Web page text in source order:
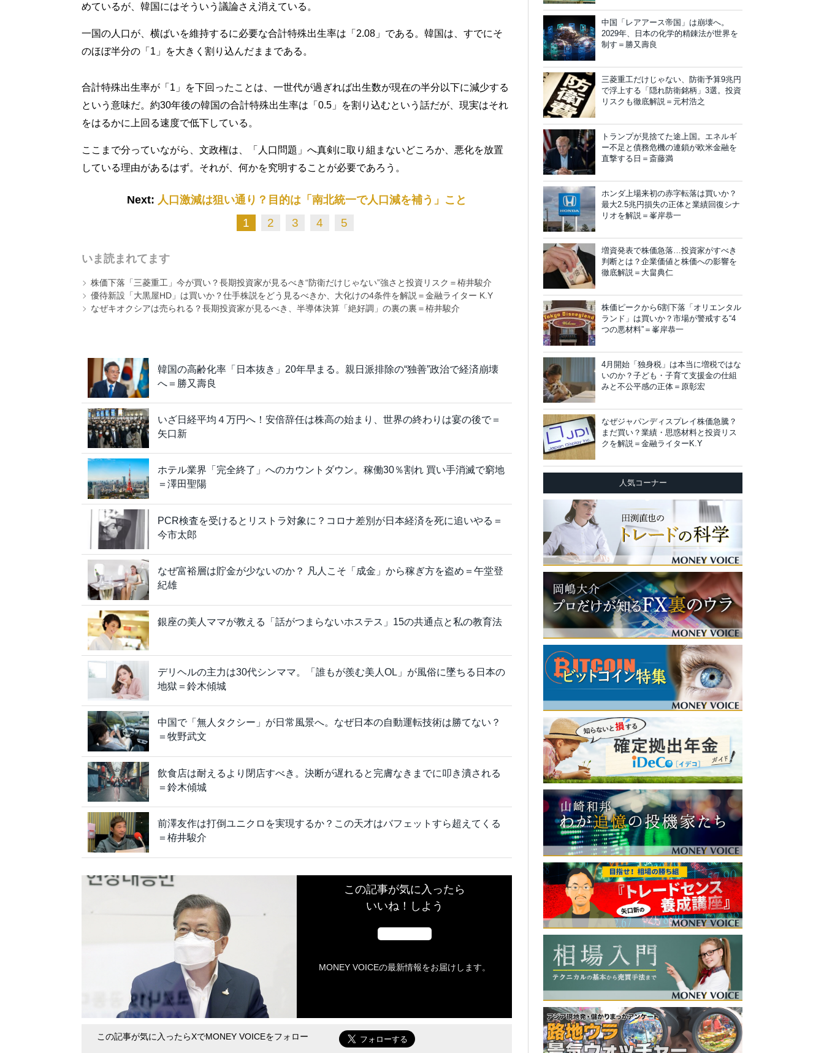
めているが、韓国にはそういう議論さえ消えている。
一国の人口が、横ばいを維持するに必要な合計特殊出生率は「2.08」である。韓国は、すでにそ
のほぼ半分の「1」を大きく割り込んだままである。
合計特殊出生率が「1」を下回ったことは、一世代が過ぎれば出生数が現在の半分以下に減少する
という意味だ。約30年後の韓国の合計特殊出生率は「0.5」を割り込むという話だが、現実はそれ
をはるかに上回る速度で低下している。
ここまで分っていながら、文政権は、「人口問題」へ真剣に取り組まないどころか、悪化を放置
している理由があるはず。それが、何かを究明することが必要であろう。
Next: 人口激減は狙い通り？目的は「南北統一で人口減を補う」こと
1 2 3 4 5
いま読まれてます
株価下落「三菱重工」今が買い？長期投資家が見るべき“防衛だけじゃない”強さと投資リスク＝栫井駿介
優待新設「大黒屋HD」は買いか？仕手株説をどう見るべきか、大化けの4条件を解説＝金融ライター K.Y
なぜキオクシアは売られる？長期投資家が見るべき、半導体決算「絶好調」の裏の裏＝栫井駿介
韓国の高齢化率「日本抜き」20年早まる。親日派排除の“独善”政治で経済崩壊
へ＝勝又壽良
いざ日経平均４万円へ！安倍辞任は株高の始まり、世界の終わりは宴の後で＝
矢口新
ホテル業界「完全終了」へのカウントダウン。稼働30％割れ 買い手消滅で窮地
＝澤田聖陽
PCR検査を受けるとリストラ対象に？コロナ差別が日本経済を死に追いやる＝
今市太郎
なぜ富裕層は貯金が少ないのか？ 凡人こそ「成金」から稼ぎ方を盗め＝午堂登
紀雄
銀座の美人ママが教える「話がつまらないホステス」15の共通点と私の教育法
デリヘルの主力は30代シンママ。「誰もが羨む美人OL」が風俗に墜ちる日本の
地獄＝鈴木傾城
中国で「無人タクシー」が日常風景へ。なぜ日本の自動運転技術は勝てない？
＝牧野武文
飲食店は耐えるより閉店すべき。決断が遅れると完膚なきまでに叩き潰される
＝鈴木傾城
前澤友作は打倒ユニクロを実現するか？この天才はバフェットすら超えてくる
＝栫井駿介
この記事が気に入ったら
いいね！しよう
MONEY VOICEの最新情報をお届けします。
この記事が気に入ったらXでMONEY VOICEをフォロー
中国「レアアース帝国」は崩壊へ。
2029年、日本の化学的精錬法が世界を
制す＝勝又壽良
三菱重工だけじゃない、防衛予算9兆円
で浮上する「隠れ防衛銘柄」3選。投資
リスクも徹底解説＝元村浩之
トランプが見捨てた途上国。エネルギ
ー不足と債務危機の連鎖が欧米金融を
直撃する日＝斎藤満
ホンダ上場来初の赤字転落は買いか？
最大2.5兆円損失の正体と業績回復シナ
リオを解説＝峯岸恭一
増資発表で株価急落…投資家がすべき
判断とは？企業価値と株価への影響を
徹底解説＝大畠典仁
株価ピークから6割下落「オリエンタル
ランド」は買いか？市場が警戒する“4
つの悪材料”＝峯岸恭一
4月開始「独身税」は本当に増税ではな
いのか？子ども・子育て支援金の仕組
みと不公平感の正体＝原彰宏
なぜジャパンディスプレイ株価急騰？
まだ買い？業績・思惑材料と投資リス
クを解説＝金融ライターK.Y
人気コーナー